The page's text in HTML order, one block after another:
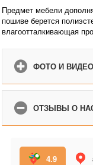
Предмет мебели
пошиве берется
влагоотталкивающая
ФОТО И ВИДЕО
ОТЗЫВЫ О
4.9